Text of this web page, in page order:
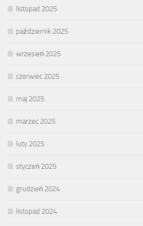
listopad 2025
październik 2025
wrzesień 2025
czerwiec 2025
maj 2025
marzec 2025
luty 2025
styczeń 2025
grudzień 2024
listopad 2024